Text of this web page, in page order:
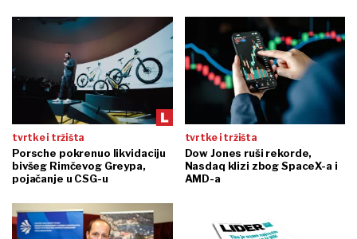
tvrtke i tržišta
Porsche pokrenuo likvidaciju
bivšeg Rimčevog Greypa,
pojačanje u CSG-u
tvrtke i tržišta
Dow Jones ruši rekorde,
Nasdaq klizi zbog SpaceX-a i
AMD-a